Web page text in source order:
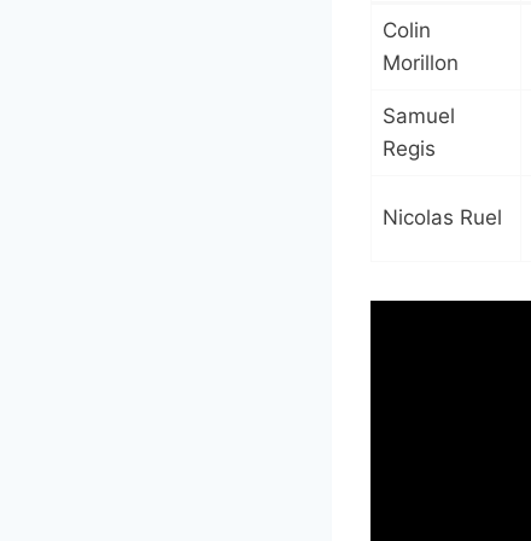
Colin
Morillon
Samuel
Regis
Nicolas Ruel